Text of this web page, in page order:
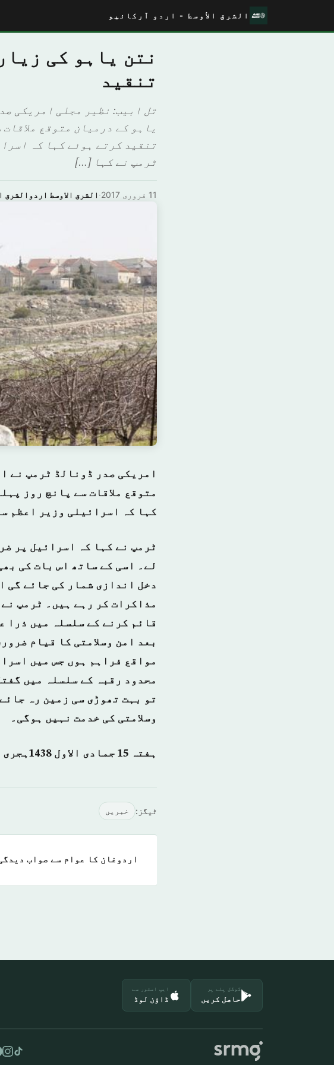
الشرق الأوسط - اردو آرکائیو
نتن یاہو کی
تنقید
تل ابيب: نظير مجلی امریکی
یاہو کے درمیان متوقع
تنقید کرتے ہوئے کہا کہ
ٹرمپ نے کہا […]
الشرق الاوسط اردوالشرق · 11 فروری 2017
امریکی صدر ڈونالڈ ٹرمپ نے
متوقع ملاقات سے پانچ روز
کہا کہ اسرائیلی وزیر اعظم
ٹرمپ نے کہا کہ اسرائیل پر
لے۔ اسی کے ساتھ اس بات کی
دخل اندازی شمار کی جائے گی
مذاکرات کر رہے ہیں۔ ٹرمپ
قائم کرنے کے سلسلہ میں ذرا
بعد امن وسلامتی کا قیام
مواقع فراہم ہوں جس میں
محدود رقبہ کے سلسلہ میں
تو بہت تھوڑی سی زمین رہ
وسلامتی کی خدمت نہیں ہوگی۔
ہفتہ 15 جمادی الاول 1438ہجری – 11 فروری 2017 شمارہ نمبر {13955}
ٹیگز: خبريں
اردوغان کا عوام سے صواب
گوگل پلے پر
حاصل کریں
ایپ اسٹور سے
ڈاؤن لوڈ